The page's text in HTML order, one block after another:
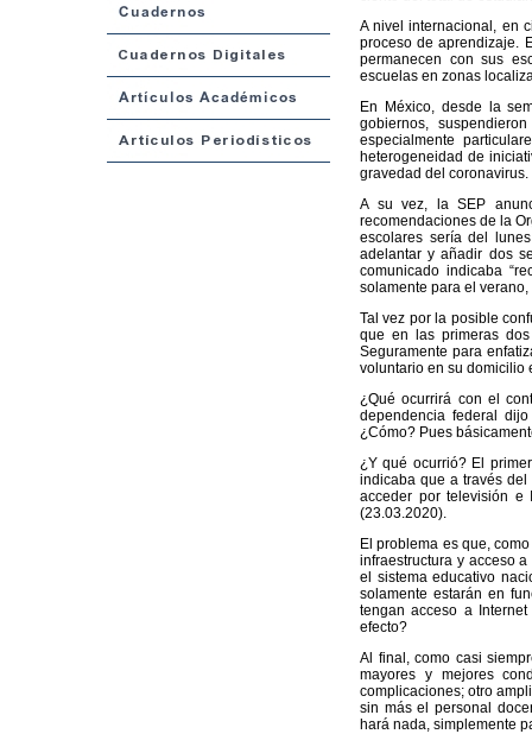
A nivel internacional, en
proceso de aprendizaje.
permanecen con sus
escuelas en zonas
En México, desde la
gobiernos,
especialmente
heterogeneidad de
gravedad del coronavirus.
A su vez, la SEP
recomendaciones de la
escolares sería del
adelantar y añadir dos
comunicado indicaba
solamente para el
Tal vez por la posible
que en las primeras dos
Seguramente para
voluntario en su domicilio
¿Qué ocurrirá con el
dependencia federal
¿Cómo? Pues
¿Y qué ocurrió? El
indicaba que a través del
acceder por televisión e
(23.03.2020).
El problema es que,
infraestructura y acceso
el sistema educativo
solamente estarán en
tengan acceso a
efecto?
Al final, como casi
mayores y mejores
complicaciones; otro
sin más el personal
hará nada, simplemente